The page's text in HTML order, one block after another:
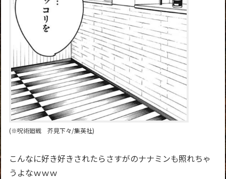
(※呪術廻戦 芥見下々/集英社)
こんなに好き好きされたらさすがのナナミンも照れちゃ
うよなｗｗｗ